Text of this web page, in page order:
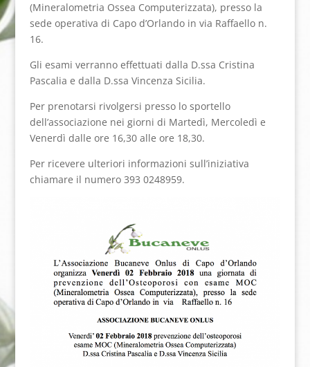
(Mineralometria Ossea Computerizzata), presso la
sede operativa di Capo d’Orlando in via Raffaello n.
16.
Gli esami verranno effettuati dalla D.ssa Cristina
Pascalia e dalla D.ssa Vincenza Sicilia.
Per prenotarsi rivolgersi presso lo sportello
dell’associazione nei giorni di Martedì, Mercoledì e
Venerdì dalle ore 16,30 alle ore 18,30.
Per ricevere ulteriori informazioni sull’iniziativa
chiamare il numero 393 0248959.